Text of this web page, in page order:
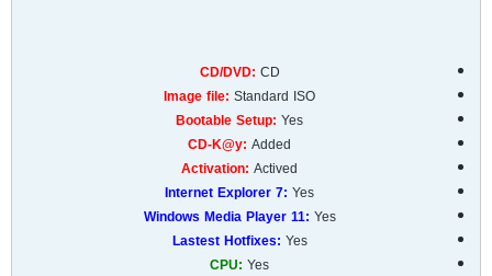
CD/DVD: CD
Image file: Standard ISO
Bootable Setup: Yes
CD-K@y: Added
Activation: Actived
Internet Explorer 7: Yes
Windows Media Player 11: Yes
Lastest Hotfixes: Yes
CPU: Yes